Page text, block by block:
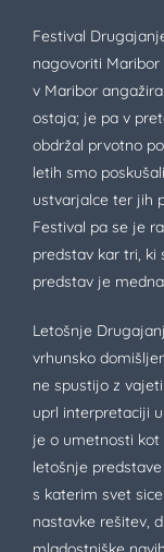
Festival
nagovoriti
v Maribor
ostaja; je pa v
obdržal prvotno
letih smo
ustvarjalce ter jih
Festival pa se je
predstav kar tri, ki
predstav je
Letošnje
vrhunsko
ne spustijo z
uprl interpretaciji
je o umetnosti kot
letošnje
s katerim svet
nastavke rešitev,